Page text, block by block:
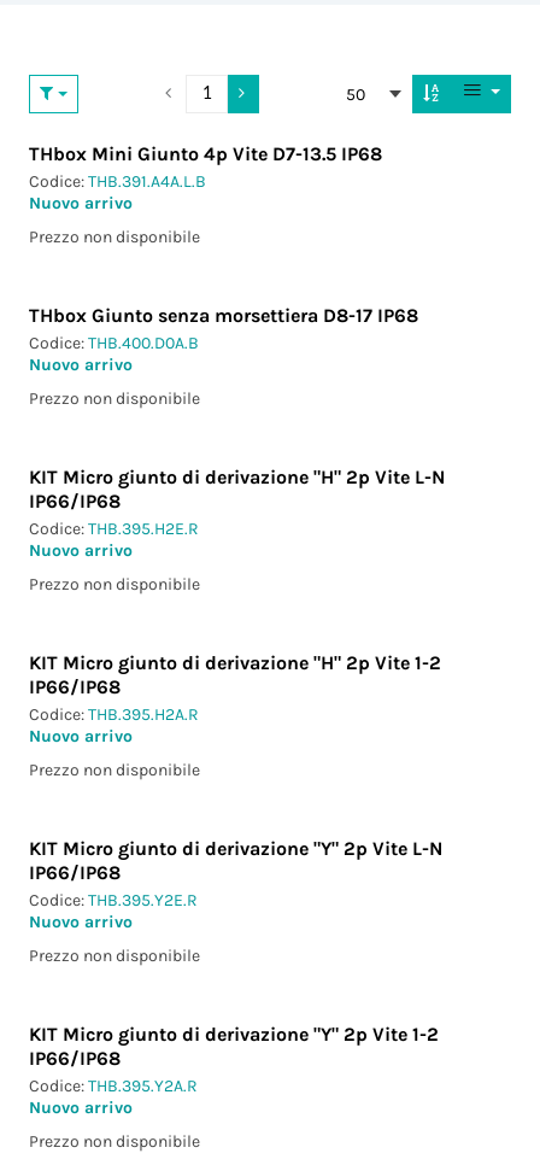
50
THbox Mini Giunto 4p Vite D7-13.5 IP68
Codice:THB.391.A4A.L.B
Nuovo arrivo
Prezzo non disponibile
THbox Giunto senza morsettiera D8-17 IP68
Codice:THB.400.D0A.B
Nuovo arrivo
Prezzo non disponibile
KIT Micro giunto di derivazione "H" 2p Vite L-N
IP66/IP68
Codice:THB.395.H2E.R
Nuovo arrivo
Prezzo non disponibile
KIT Micro giunto di derivazione "H" 2p Vite 1-2
IP66/IP68
Codice:THB.395.H2A.R
Nuovo arrivo
Prezzo non disponibile
KIT Micro giunto di derivazione "Y" 2p Vite L-N
IP66/IP68
Codice:THB.395.Y2E.R
Nuovo arrivo
Prezzo non disponibile
KIT Micro giunto di derivazione "Y" 2p Vite 1-2
IP66/IP68
Codice:THB.395.Y2A.R
Nuovo arrivo
Prezzo non disponibile